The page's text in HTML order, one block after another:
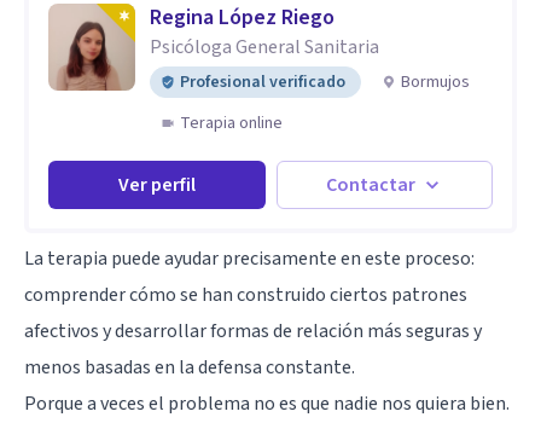
Regina López Riego
Psicóloga General Sanitaria
Profesional verificado
Bormujos
Terapia online
Ver perfil Contactar
La terapia puede ayudar precisamente en este proceso:
comprender cómo se han construido ciertos patrones
afectivos y desarrollar formas de relación más seguras y
menos basadas en la defensa constante.
Porque a veces el problema no es que nadie nos quiera bien.